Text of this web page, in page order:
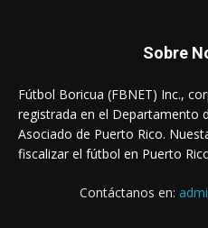
Sobre
Fútbol Boricua (FBNET) Inc.,
registrada en el Departamento
Asociado de Puerto Rico.
fiscalizar el fútbol en Puerto
Contáctanos en: